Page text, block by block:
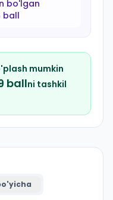
bo'lgan
ball
mumkin
ballni tashkil